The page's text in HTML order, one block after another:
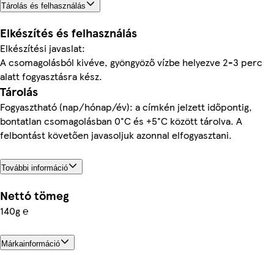
Tárolás és felhasználás
Elkészítés és felhasználás
Elkészítési javaslat:
A csomagolásból kivéve, gyöngyöző vízbe helyezve 2-3 perc
alatt fogyasztásra kész.
Tárolás
Fogyasztható (nap/hónap/év): a címkén jelzett időpontig,
bontatlan csomagolásban 0°C és +5°C között tárolva. A
felbontást követően javasoljuk azonnal elfogyasztani.
További információ
Nettó tömeg
140g ℮
Márkainformáció